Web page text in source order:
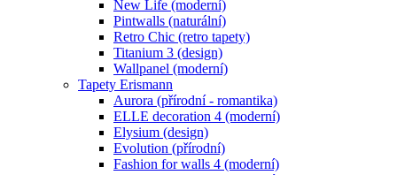
New Life (moderní)
Pintwalls (naturální)
Retro Chic (retro tapety)
Titanium 3 (design)
Wallpanel (moderní)
Tapety Erismann
Aurora (přírodní - romantika)
ELLE decoration 4 (moderní)
Elysium (design)
Evolution (přírodní)
Fashion for walls 4 (moderní)